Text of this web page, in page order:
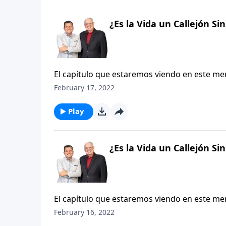
¿Es la Vida un Callejón
El capítulo que estaremos viendo en este
tema a su conclusión lógica. Estos doce
a los años del atardecer de su vida. Largas
de su pasado. Como veremos, el retrato
February 17, 2022
Play
¿Es la Vida un Callejón
El capítulo que estaremos viendo en este
tema a su conclusión lógica. Estos doce
February 16, 2022